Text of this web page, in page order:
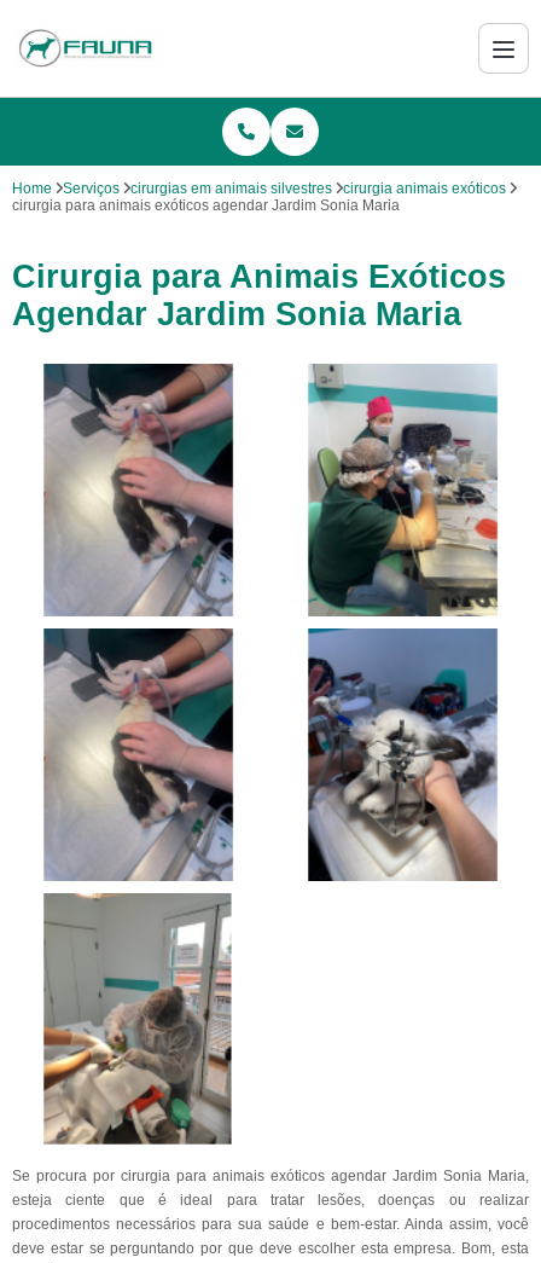
Home Serviços cirurgias em animais silvestres
cirurgia animais exóticos
cirurgia para animais exóticos agendar Jardim Sonia Maria
Cirurgia para Animais Exóticos
Agendar Jardim Sonia Maria
Se procura por cirurgia para animais exóticos agendar Jardim Sonia Maria,
esteja ciente que é ideal para tratar lesões, doenças ou realizar
procedimentos necessários para sua saúde e bem-estar. Ainda assim, você
deve estar se perguntando por que deve escolher esta empresa. Bom, esta